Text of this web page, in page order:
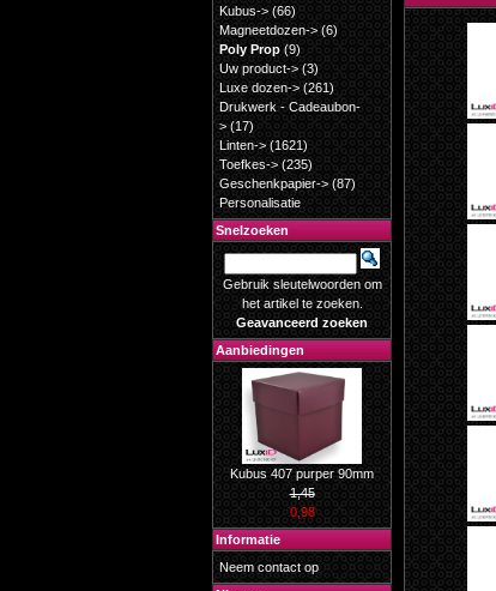
Kubus-> (66)
Magneetdozen->(6)
Poly Prop(9)
Uw product-> (3)
Luxe dozen->(261)
Drukwerk - Cadeaubon-
> (17)
Linten->(1621)
Toefkes->(235)
Geschenkpapier->(87)
Personalisatie
Snelzoeken
Gebruik sleutelwoorden om
het artikel te zoeken.
Geavanceerd zoeken
Aanbiedingen
Kubus 407 purper 90mm
1,45
0,98
Informatie
Neem contact op